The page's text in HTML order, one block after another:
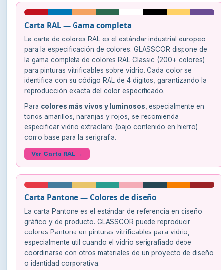
Carta RAL — Gama completa
La carta de colores RAL es el estándar industrial europeo
para la especificación de colores. GLASSCOR dispone de
la gama completa de colores RAL Classic (200+ colores)
para pinturas vitrificables sobre vidrio. Cada color se
identifica con su código RAL de 4 dígitos, garantizando la
reproducción exacta del color especificado.
Para colores más vivos y luminosos, especialmente en
tonos amarillos, naranjas y rojos, se recomienda
especificar vidrio extraclaro (bajo contenido en hierro)
como base para la serigrafia.
Ver Carta RAL →
Carta Pantone — Colores de diseño
La carta Pantone es el estándar de referencia en diseño
gráfico y de producto. GLASSCOR puede reproducir
colores Pantone en pinturas vitrificables para vidrio,
especialmente útil cuando el vidrio serigrafiado debe
coordinarse con otros materiales de un proyecto de diseño
o identidad corporativa.